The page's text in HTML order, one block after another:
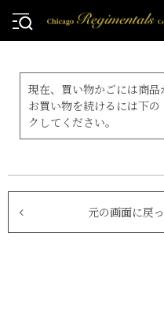
現在、買い物かごには商品
お買い物を続けるには下
クしてください。
元の画面に戻